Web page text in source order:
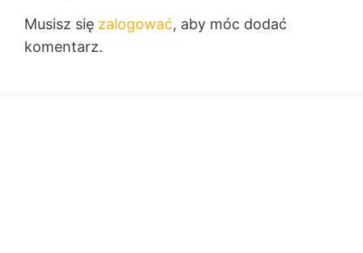
Musisz się zalogować, aby móc dodać
komentarz.